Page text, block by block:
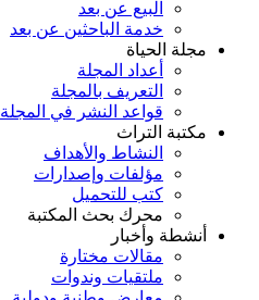
البيع عن بعد
خدمة الباحثين عن بعد
مجلة الحياة
أعداد المجلة
التعريف بالمجلة
قواعد النشر في المجلة
مكتبة التراث
النشاط والأهداف
مؤلفات وإصدارات
كتب للتحميل
محرك بحث المكتبة
أنشطة وأخبار
مقالات مختارة
ملتقيات وندوات